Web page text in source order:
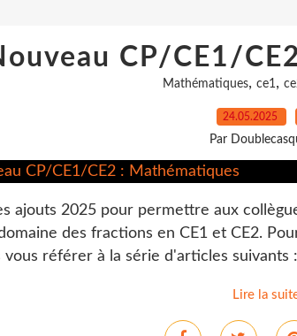
CP/CE1/
Mathématiques, ce1,
24.05.2025
Par
ajouts 2025 pour permettre aux
des fractions en CE1 et CE2.
vous référer à la série d'articles suivants
Lire la